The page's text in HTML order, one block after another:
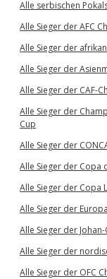
Alle serbischen
Alle Sieger der AFC
Alle Sieger der
Alle Sieger der
Alle Sieger der CAF-
Alle Sieger der
Cup
Alle Sieger der
Alle Sieger der Copa
Alle Sieger der Copa
Alle Sieger der
Alle Sieger der
Alle Sieger der
Alle Sieger der OFC